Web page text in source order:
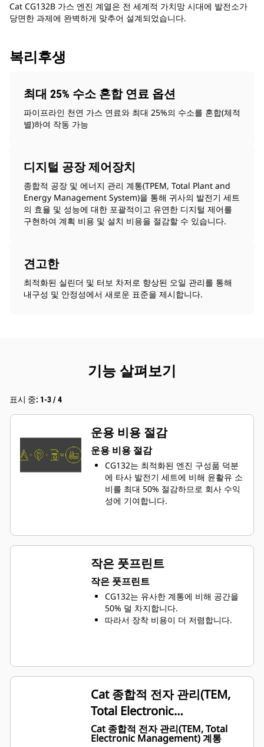
Cat CG132B 가스 엔진 계열은 전 세계적 가치망 시대에 발전소가
당면한 과제에 완벽하게 맞추어 설계되었습니다.
복리후생
최대 25% 수소 혼합 연료 옵션
파이프라인 천연 가스 연료와 최대 25%의 수소를 혼합(체적
별)하여 작동 가능
디지털 공장 제어장치
종합적 공장 및 에너지 관리 계통(TPEM, Total Plant and
Energy Management System)을 통해 귀사의 발전기 세트
의 효율 및 성능에 대한 포괄적이고 유연한 디지털 제어를
구현하여 계획 비용 및 설치 비용을 절감할 수 있습니다.
견고한
최적화된 실린더 및 터보 차저로 향상된 오일 관리를 통해
내구성 및 안정성에서 새로운 표준을 제시합니다.
기능 살펴보기
표시 중: 1-3 / 4
운용 비용 절감
운용 비용 절감
CG132는 최적화된 엔진 구성품 덕분
에 타사 발전기 세트에 비해 윤활유 소
비를 최대 50% 절감하므로 회사 수익
성에 기여합니다.
작은 풋프린트
작은 풋프린트
CG132는 유사한 계통에 비해 공간을
50% 덜 차지합니다.
따라서 장착 비용이 더 저렴합니다.
Cat 종합적 전자 관리(TEM,
Total Electronic
Management) 계통
Cat 종합적 전자 관리(TEM, Total
Electronic Management) 계통